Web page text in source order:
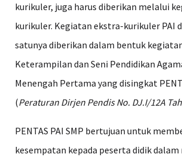
kurikuler, juga harus diberikan melalui
kurikuler. Kegiatan ekstra-kurikuler PAI
satunya diberikan dalam bentuk
Keterampilan dan Seni Pendidikan
Menengah Pertama yang disingkat
(Peraturan Dirjen Pendis No. DJ.I/12A
PENTAS PAI SMP bertujuan untuk
kesempatan kepada peserta didik dalam